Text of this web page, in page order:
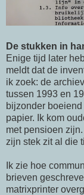
De stukken in
Enige tijd later
meldt dat de
ik zoek: de
tussen 1993 en
bijzonder
papier. Ik kom
met pensioen
zijn stek zit al die
Ik zie hoe
brieven
matrixprinter